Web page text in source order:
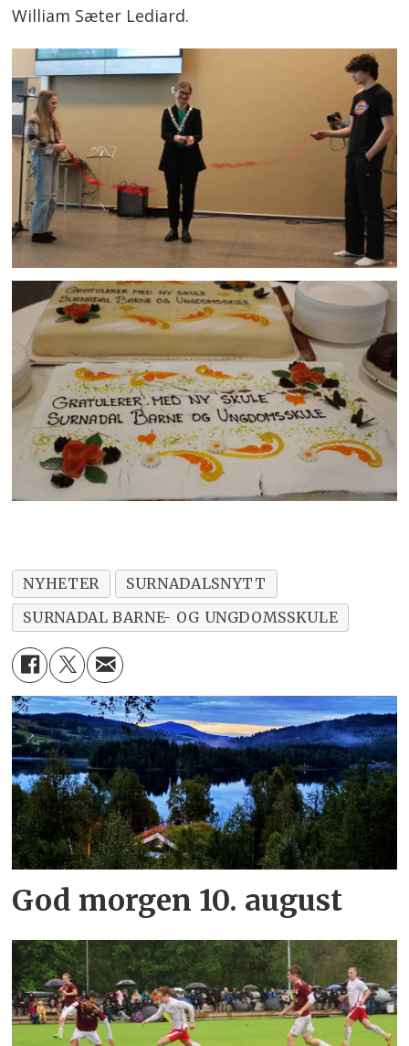
William Sæter Lediard.
NYHETER
SURNADALSNYTT
SURNADAL BARNE- OG UNGDOMSSKULE
God morgen 10. august